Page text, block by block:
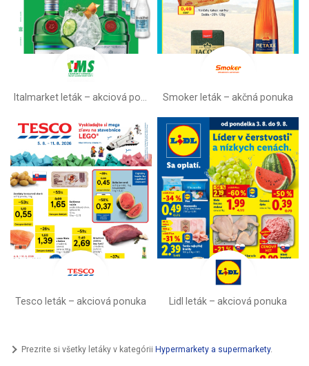
Smoker leták – akčná ponuka
Tesco leták – akciová ponuka Lidl leták –⁠ akciová ponuka
Prezrite si všetky letáky v kategórii Hypermarkety a supermarkety.